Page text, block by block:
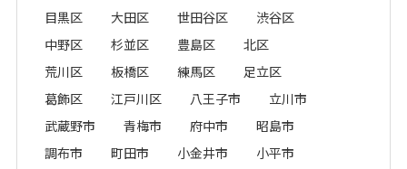
目黒区
大田区 世田谷区
渋谷区
中野区
杉並区 豊島区
北区
荒川区
板橋区 練馬区
足立区
葛飾区
江戸川区 八王子市
立川市
武蔵野市
青梅市 府中市
昭島市
調布市
町田市 小金井市
小平市